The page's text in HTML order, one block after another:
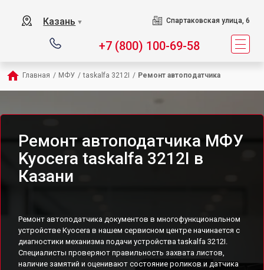
Казань ▼ Спартаковская улица, 6
+7 (800) 100-69-58
Главная / МФУ / taskalfa 3212I / Ремонт автоподатчика
Ремонт автоподатчика МФУ
Kyocera taskalfa 3212I в
Казани
Ремонт автоподатчика документов в многофункциональном
устройстве Kyocera в нашем сервисном центре начинается с
диагностики механизма подачи устройства taskalfa 3212I.
Специалисты проверяют правильность захвата листов,
наличие замятий и оценивают состояние роликов и датчика